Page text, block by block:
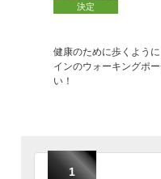
決定
健康のために歩くよう
インのウォーキングポ
い！
1